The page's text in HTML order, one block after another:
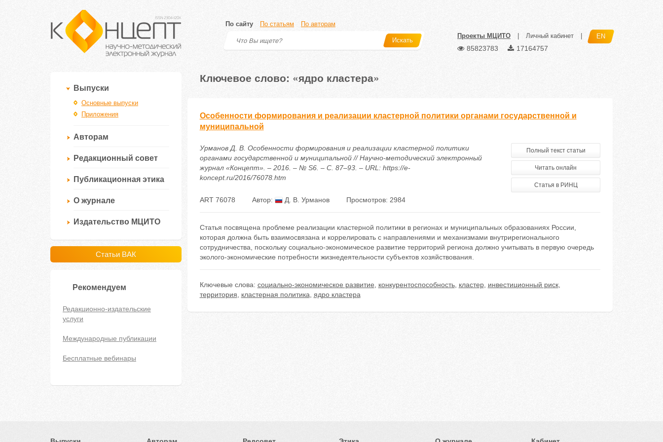
По сайту По статьям По авторам
Искать
Проекты МЦИТО Личный кабинет EN
85823783 17164757
Выпуски
Основные выпуски
Приложения
Авторам
Редакционный совет
Публикационная этика
О журнале
Издательство МЦИТО
Статьи ВАК
Рекомендуем
Редакционно-издательские
услуги
Международные публикации
Бесплатные вебинары
Ключевое слово: «ядро кластера»
Особенности формирования и реализации кластерной политики органами государственной и
муниципальной
Урманов Д. В. Особенности формирования и реализации кластерной политики
органами государственной и муниципальной // Научно-методический электронный
журнал «Концепт». – 2016. – № S6. – С. 87–93. – URL: https://e-
koncept.ru/2016/76078.htm
Полный текст статьи
Читать онлайн
Статья в РИНЦ
ART 76078 Автор: Д. В. Урманов Просмотров: 2984
Статья посвящена проблеме реализации кластерной политики в регионах и муниципальных образованиях России,
которая должна быть взаимосвязана и коррелировать с направлениями и механизмами внутрирегионального
сотрудничества, поскольку социально-экономическое развитие территорий региона должно учитывать в первую очередь
эколого-экономические потребности жизнедеятельности субъектов хозяйствования.
Ключевые слова: социально-экономическое развитие конкурентоспособность, кластер, инвестиционный риск,
территория
кластерная политика ядро кластера